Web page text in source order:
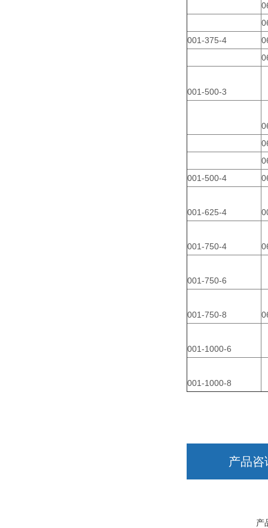
001-375-4
001-500-3
001-500-4
001-625-4
001-750-4
001-750-6
001-750-8
001-1000-6
001-1000-8
产品咨
产